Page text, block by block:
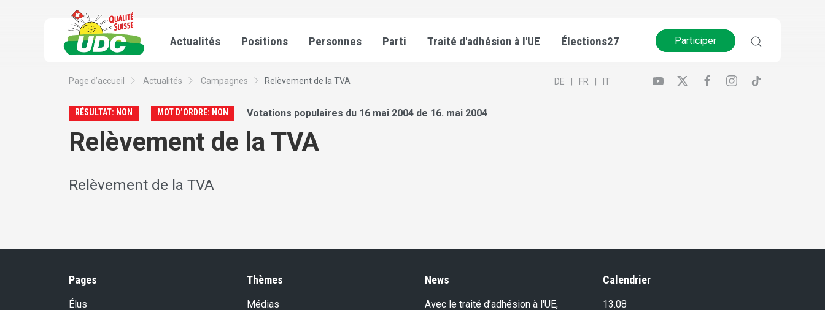
Actualités Positions Personnes Parti Traité d'adhésion à l'UE Élections27 Participer
Page d’accueil Actualités Campagnes Relèvement de la TVA DE FR IT
RÉSULTAT: NON MOT D’ORDRE: NON Votations populaires du 16 mai 2004 de 16. mai 2004
Relèvement de la TVA
Relèvement de la TVA
Pages
Élus
Thèmes
Médias
News
Avec le traité d’adhésion à l'UE,
Calendrier
13.08